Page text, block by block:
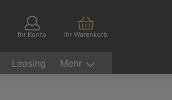
Ihr Konto Ihr Warenkorb
Leasing Mehr